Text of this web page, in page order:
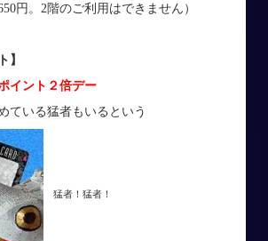
円。2階のご利用はできません）
】
イント２倍デー
ている猛者もいるという
猛者！猛者！